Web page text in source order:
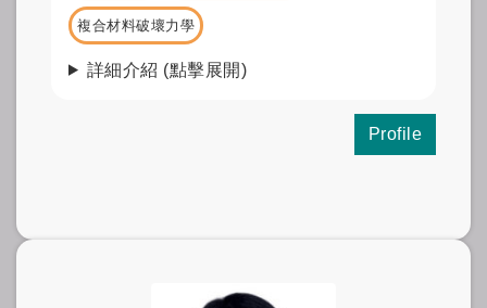
複合材料破壞力學
詳細介紹 (點擊展開)
Profile